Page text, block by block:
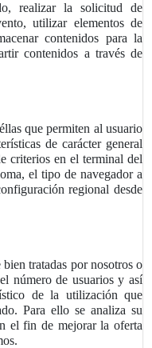
realizar la solicitud de
utilizar elementos de
contenidos para la
contenidos a través de
que permiten al usuario
de carácter general
criterios en el terminal del
el tipo de navegador a
regional desde
bien tratadas por nosotros o
número de usuarios y así
de la utilización que
Para ello se analiza su
el fin de mejorar la oferta